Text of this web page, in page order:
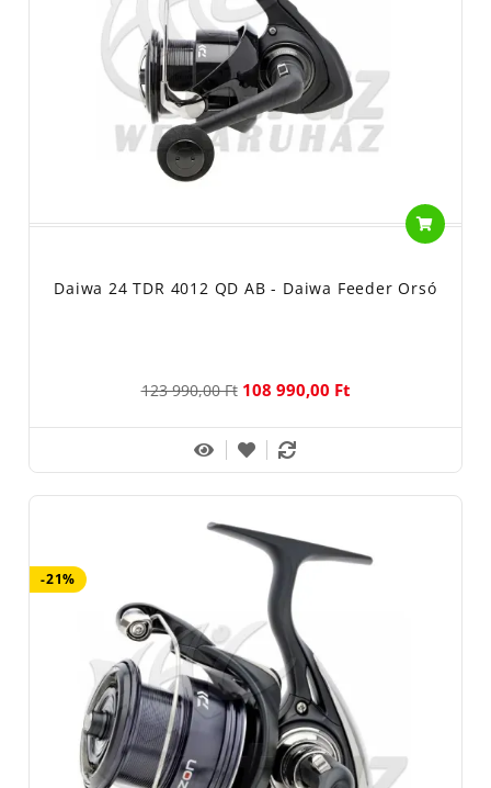
Daiwa 24 TDR 4012 QD AB - Daiwa Feeder Orsó
123 990,00 Ft 108 990,00 Ft
-21%